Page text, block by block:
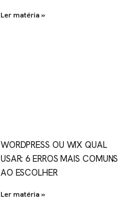
Ler matéria »
WORDPRESS OU WIX QUAL
USAR: 6 ERROS MAIS COMUNS
AO ESCOLHER
Ler matéria »